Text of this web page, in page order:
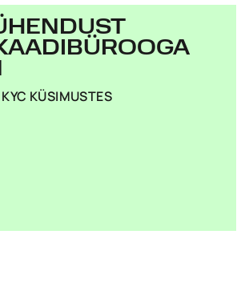
KÜSIMUSTES